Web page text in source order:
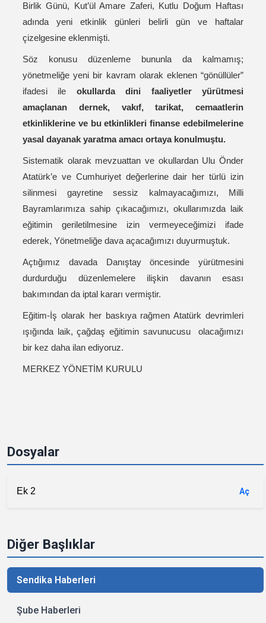
Dosyalar
Ek 2 Aç
Diğer Başlıklar
Sendika Haberleri
Şube Haberleri
Birlik Günü, Kut’ül Amare Zaferi, Kutlu Doğum Haftası
adında yeni etkinlik günleri belirli gün ve haftalar
çizelgesine eklenmişti.
Söz konusu düzenleme bununla da kalmamış;
yönetmeliğe yeni bir kavram olarak eklenen “gönüllüler”
ifadesi ile okullarda dini faaliyetler yürütmesi
amaçlanan dernek, vakıf, tarikat, cemaatlerin
etkinliklerine ve bu etkinlikleri finanse edebilmelerine
yasal dayanak yaratma amacı ortaya konulmuştu.
Sistematik olarak mevzuattan ve okullardan Ulu Önder
Atatürk’e ve Cumhuriyet değerlerine dair her türlü izin
silinmesi gayretine sessiz kalmayacağımızı, Milli
Bayramlarımıza sahip çıkacağımızı, okullarımızda laik
eğitimin geriletilmesine izin vermeyeceğimizi ifade
ederek, Yönetmeliğe dava açacağımızı duyurmuştuk.
Açtığımız davada Danıştay öncesinde yürütmesini
durdurduğu düzenlemelere ilişkin davanın esası
bakımından da iptal kararı vermiştir.
Eğitim-İş olarak her baskıya rağmen Atatürk devrimleri
ışığında laik, çağdaş eğitimin savunucusu olacağımızı
bir kez daha ilan ediyoruz.
MERKEZ YÖNETİM KURULU